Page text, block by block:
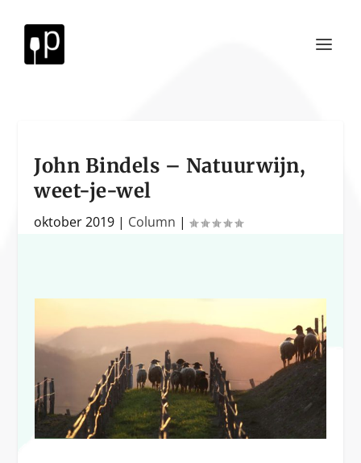
John Bindels – Natuurwijn,
weet-je-wel
oktober 2019 | Column |